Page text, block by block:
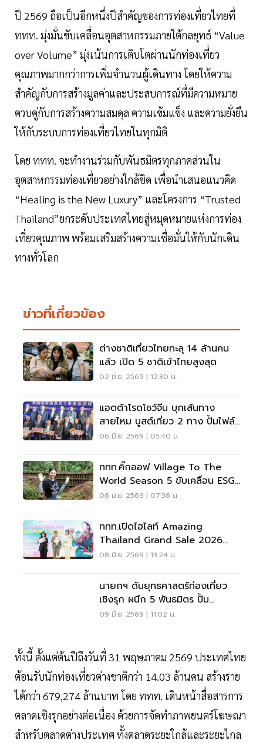
ปี 2569 ถือเป็นอีกหนึ่งปีสำคัญของการท่องเที่ยวไทยที่
ททท. มุ่งมั่นขับเคลื่อนอุตสาหกรรมภายใต้กลยุทธ์ “Value
over Volume” มุ่งเน้นการเติบโตผ่านนักท่องเที่ยว
คุณภาพมากกว่าการเพิ่มจำนวนผู้เดินทาง โดยให้ความ
สำคัญกับการสร้างมูลค่าและประสบการณ์ที่มีความหมาย
ควบคู่กับการสร้างความสมดุล ความเข้มแข็ง และความยั่งยืน
ให้กับระบบการท่องเที่ยวไทยในทุกมิติ
โดย ททท. จะทำงานร่วมกับพันธมิตรทุกภาคส่วนใน
อุตสาหกรรมท่องเที่ยวอย่างใกล้ชิด เพื่อนำเสนอแนวคิด
“Healing is the New Luxury” และโครงการ “Trusted
Thailand”ยกระดับประเทศไทยสู่หมุดหมายแห่งการท่อง
เที่ยวคุณภาพ พร้อมเสริมสร้างความเชื่อมั่นให้กับนักเดิน
ทางทั่วโลก
ข่าวที่เกี่ยวข้อง
ต่างชาติเที่ยวไทยทะลุ 14 ล้านคน
แล้ว เปิด 5 ชาติเข้าไทยสูงสุด
02 มิ.ย. 2569 | 12:30 น.
แอตต้าโรดโชว์จีน บุกเส้นทาง
สายไหม บูสต์เที่ยว 2 ทาง ปั้มไฟล์
บินเข้าไทย
06 มิ.ย. 2569 | 05:40 น.
ททท.คิ๊กออฟ Village To The
World Season 5 ขับเคลื่อน ESG
Tourism
06 มิ.ย. 2569 | 07:36 น.
ททท.เปิดไฮไลท์ Amazing
Thailand Grand Sale 2026
มิ.ย.-ส.ค.นี้ ดึงนักช้อปไทย-เทศ
08 มิ.ย. 2569 | 13:24 น.
นายกฯ ดันยุทธศาสตร์ท่องเที่ยว
เชิงรุก ผนึก 5 พันธมิตร ปั้ม
เวียดนามเที่ยวไทย 1 ล้านคน
09 มิ.ย. 2569 | 11:02 น.
ทั้งนี้ ตั้งแต่ต้นปีถึงวันที่ 31 พฤษภาคม 2569 ประเทศไทย
ต้อนรับนักท่องเที่ยวต่างชาติกว่า 14.03 ล้านคน สร้างราย
ได้กว่า 679,274 ล้านบาท โดย ททท. เดินหน้าสื่อสารการ
ตลาดเชิงรุกอย่างต่อเนื่อง ด้วยการจัดทำภาพยนตร์โฆษณา
สำหรับตลาดต่างประเทศ ทั้งตลาดระยะใกล้และระยะไกล